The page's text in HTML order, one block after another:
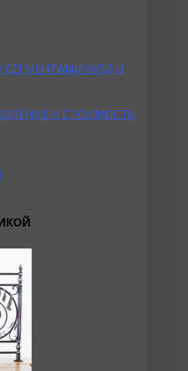
СЕГМЕНТАМИУХОД И
И СТОИМОСТЬ